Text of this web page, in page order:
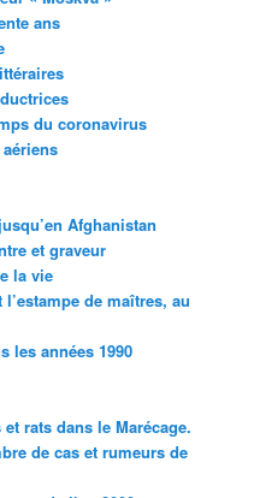
ans
du coronavirus
Afghanistan
et graveur
la vie
de maîtres, au
les années 1990
rats dans le Marécage.
de cas et rumeurs de